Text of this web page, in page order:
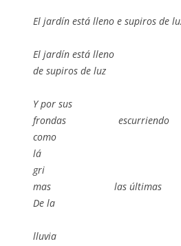
El jardín está lleno e supiros de
El jardín está lleno
de supiros de luz
Y por sus
frondas
como
lá
gri
mas las
De la
lluvia